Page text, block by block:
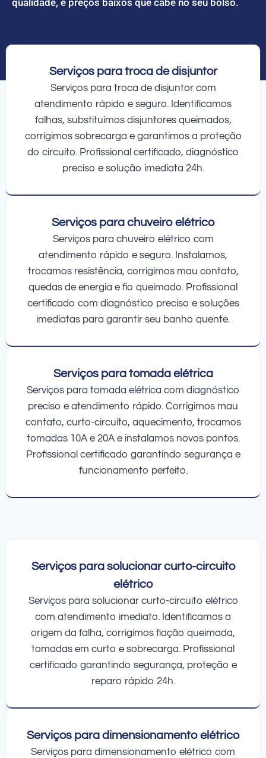
Serviços para troca de disjuntor
Serviços para troca de disjuntor com
atendimento rápido e seguro. Identificamos
falhas, substituímos disjuntores queimados,
corrigimos sobrecarga e garantimos a proteção
do circuito. Profissional certificado, diagnóstico
preciso e solução imediata 24h.
Serviços para chuveiro elétrico
Serviços para chuveiro elétrico com
atendimento rápido e seguro. Instalamos,
trocamos resistência, corrigimos mau contato,
quedas de energia e fio queimado. Profissional
certificado com diagnóstico preciso e soluções
imediatas para garantir seu banho quente.
Serviços para tomada elétrica
Serviços para tomada elétrica com diagnóstico
preciso e atendimento rápido. Corrigimos mau
contato, curto-circuito, aquecimento, trocamos
tomadas 10A e 20A e instalamos novos pontos.
Profissional certificado garantindo segurança e
funcionamento perfeito.
Serviços para solucionar curto-circuito
elétrico
Serviços para solucionar curto-circuito elétrico
com atendimento imediato. Identificamos a
origem da falha, corrigimos fiação queimada,
tomadas em curto e sobrecarga. Profissional
certificado garantindo segurança, proteção e
reparo rápido 24h.
Serviços para dimensionamento elétrico
Serviços para dimensionamento elétrico com